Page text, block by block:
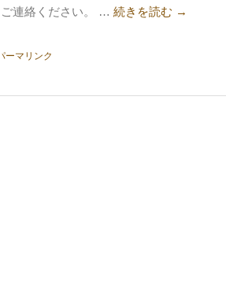
連絡ください。 … 続きを読む →
ーマリンク